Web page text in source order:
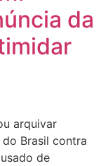
da
arquivar
Brasil contra
de